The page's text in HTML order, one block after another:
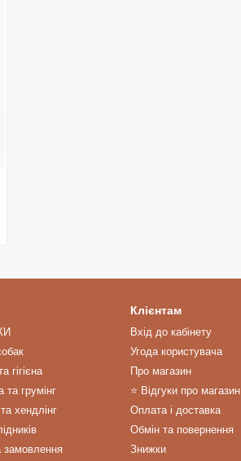
гігієна
та грумінг
хендлінг
замовлення
Клієнтам
Вхід до кабінету
Угода користувача
Про магазин
⭐️ Відгуки про магазин
Оплата і доставка
Обмін та повернення
Знижки